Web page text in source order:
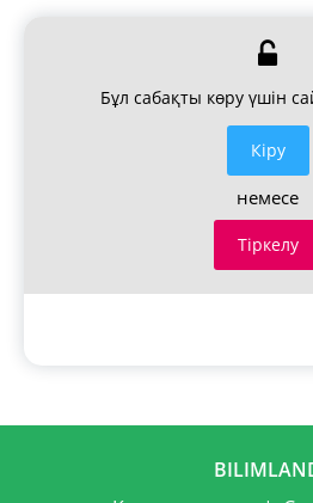
Бұл сабақты көру үшін
Кiру
немесе
Тіркелу